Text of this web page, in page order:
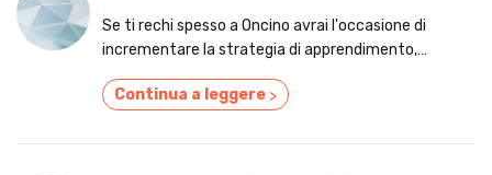
Se ti rechi spesso a Oncino avrai l'occasione di
incrementare la strategia di apprendimento,
scolastici!
Continua a leggere >